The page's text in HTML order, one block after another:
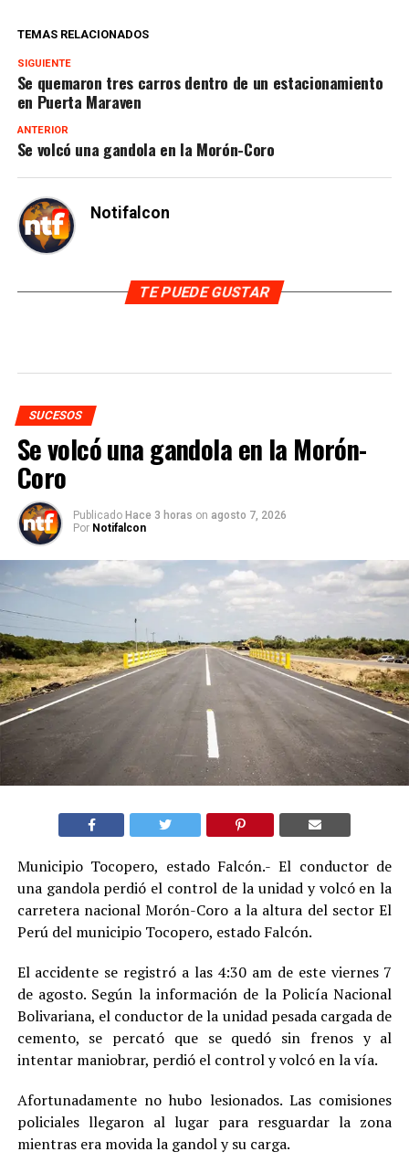
TEMAS RELACIONADOS
SIGUIENTE
Se quemaron tres carros dentro de un estacionamiento
en Puerta Maraven
ANTERIOR
Se volcó una gandola en la Morón-Coro
Notifalcon
TE PUEDE GUSTAR
SUCESOS
Se volcó una gandola en la Morón-
Coro
Publicado Hace 3 horas on agosto 7, 2026
Por Notifalcon
Municipio Tocopero, estado Falcón.- El conductor de
una gandola perdió el control de la unidad y volcó en la
carretera nacional Morón-Coro a la altura del sector El
Perú del municipio Tocopero, estado Falcón.
El accidente se registró a las 4:30 am de este viernes 7
de agosto. Según la información de la Policía Nacional
Bolivariana, el conductor de la unidad pesada cargada de
cemento, se percató que se quedó sin frenos y al
intentar maniobrar, perdió el control y volcó en la vía.
Afortunadamente no hubo lesionados. Las comisiones
policiales llegaron al lugar para resguardar la zona
mientras era movida la gandol y su carga.